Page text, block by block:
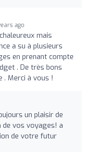
ago
mais
a su à plusieurs
en prenant compte
. De très bons
. Merci à vous !
un plaisir de
de vos voyages! a
de votre futur